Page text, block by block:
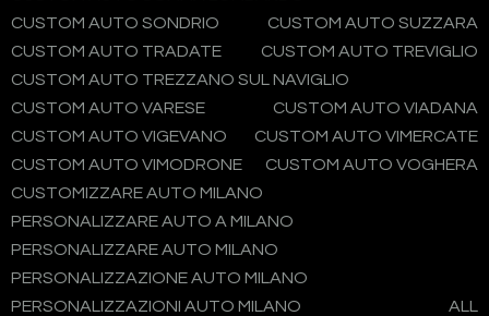
CUSTOM AUTO SONDRIO
CUSTOM AUTO SUZZARA
CUSTOM AUTO TRADATE
CUSTOM AUTO TREVIGLIO
CUSTOM AUTO TREZZANO SUL NAVIGLIO
CUSTOM AUTO VARESE
CUSTOM AUTO VIADANA
CUSTOM AUTO VIGEVANO
CUSTOM AUTO VIMERCATE
CUSTOM AUTO VIMODRONE
CUSTOM AUTO VOGHERA
CUSTOMIZZARE AUTO MILANO
PERSONALIZZARE AUTO A MILANO
PERSONALIZZARE AUTO MILANO
PERSONALIZZAZIONE AUTO MILANO
PERSONALIZZAZIONI AUTO MILANO
ALL